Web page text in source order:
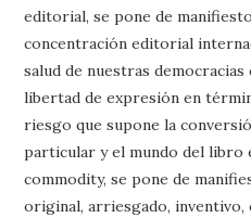
editorial, se pone de
concentración editorial
salud de nuestras
libertad de expresión en
riesgo que supone la
particular y el mundo del libro
commodity, se pone de
original, arriesgado,